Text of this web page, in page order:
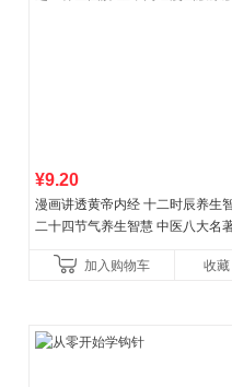
¥9.20
漫画讲透黄帝内经 十二时辰养生
二十四节气养生智慧 中医八大名
加入购物车
收藏